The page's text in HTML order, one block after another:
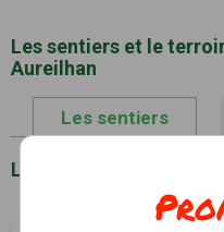
Les sentiers et le
Aureilhan
Les sentiers
Liste des sentiers à